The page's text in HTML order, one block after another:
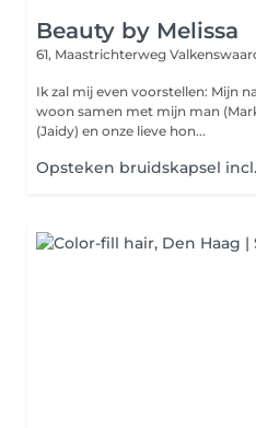
Beauty by Melissa
61, Maastrichterweg
Ik zal mij even voorstellen: Mijn
woon samen met mijn man
(Jaidy) en onze lieve hon...
Opsteken bruidskapsel